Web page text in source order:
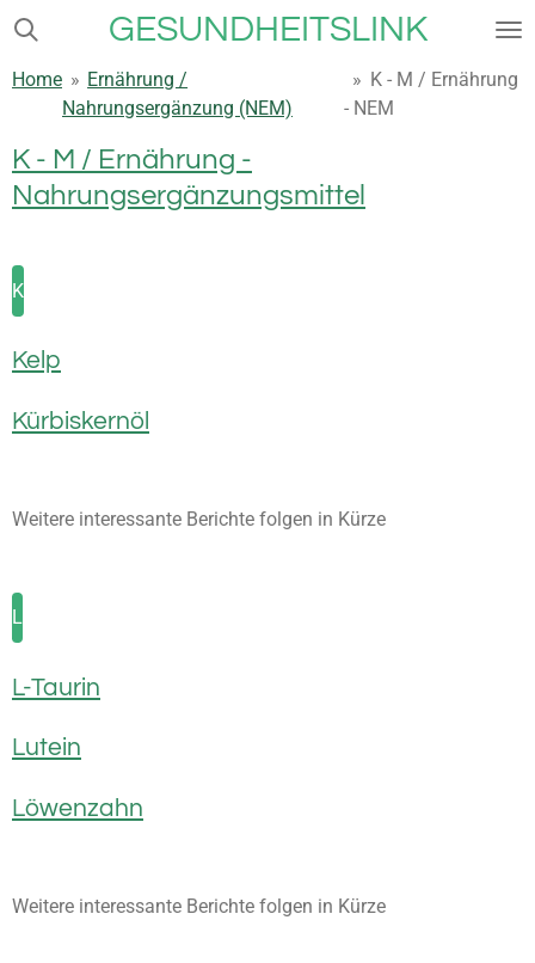
Zum
springen
GESUNDHEITSLINK
Home » Ernährung /
Nahrungsergänzung (NEM)
» K - M / Ernährung
- NEM
K - M / Ernährung -
Nahrungsergänzungsmittel
K
Kelp
Kürbiskernöl
Weitere interessante Berichte folgen in Kürze
L
L-Taurin
Lutein
Löwenzahn
Weitere interessante Berichte folgen in Kürze